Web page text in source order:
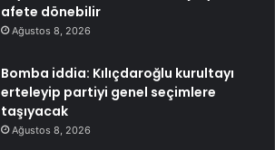
afete dönebilir
Ağustos 8, 2026
Bomba iddia: Kılıçdaroğlu kurultayı
erteleyip partiyi genel seçimlere
taşıyacak
Ağustos 8, 2026